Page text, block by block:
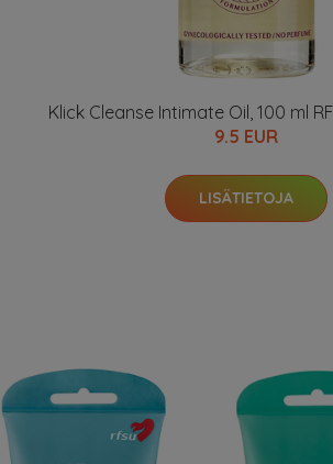
Klick Cleanse Intimate Oil, 100 ml
9.5 EUR
LISÄTIETOJA